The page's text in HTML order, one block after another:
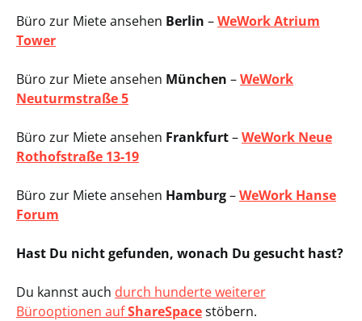
Büro zur Miete ansehen Berlin –WeWork Atrium
Tower
Büro zur Miete ansehen München –WeWork
Neuturmstraße 5
Büro zur Miete ansehen Frankfurt–WeWork Neue
Rothofstraße 13-19
Büro zur Miete ansehen Hamburg–WeWork Hanse
Forum
Hast Du nicht gefunden, wonach Du gesucht hast?
Du kannst auch durch hunderte weiterer
Bürooptionen aufShareSpacestöbern.